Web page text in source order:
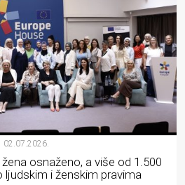
02.07.2026.
osnaženo, a više od 1.500
ljudskim i ženskim pravima